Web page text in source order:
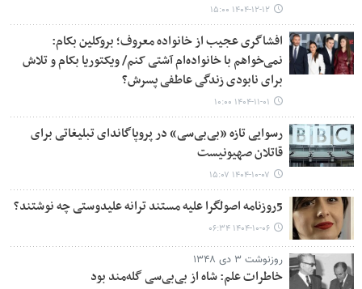
۱۴۰۴-۱۲-۱۲ ۱۵:۰۰
افشاگری عجیب از خانواده معروف؛ بروکلین بکام:
نمی‌خواهم با خانواده‌ام آشتی کنم/ ویکتوریا بکام و تلاش
برای نابودی زندگی عاطفی پسرش؟
۱۴۰۴-۱۱-۰۱ ۱۰:۰۰
رسوایی تازه «بی‌بی‌سی» در پروپاگاندای تبلیغاتی برای
قاتلان صهیونیست
۱۴۰۴-۱۰-۰۷ ۱۵:۰۷
5روزنامه اصولگرا علیه مستند ترانه علیدوستی چه نوشتند؟
۱۴۰۴-۱۰-۰۶ ۰۶:۳۴
روزنوشت ۳ دی ۱۳۴۸
خاطرات علم: شاه از بی‌بی‌سی گله‌مند بود